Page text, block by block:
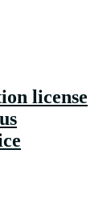
license